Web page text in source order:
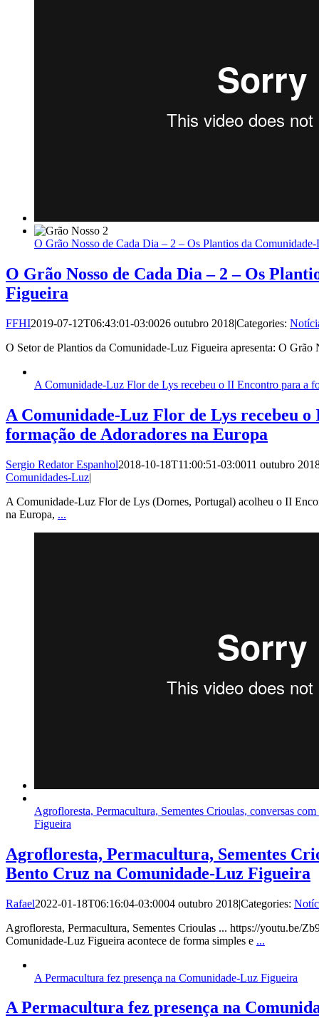
O Grão Nosso de Cada Dia – 2 – Os Plantios da
O Grão Nosso de Cada Dia – 2 – Os
Figueira
FFHI2019-07-12T06:43:01-03:0026 outubro 2018|Categories:
O Setor de Plantios da Comunidade-Luz Figueira apresenta: O
A Comunidade-Luz Flor de Lys recebeu o II Encontro para a
A Comunidade-Luz Flor de Lys recebeu
formação de Adoradores na Europa
Sergio Redator Espanhol2018-10-18T11:00:51-03:0011 outubro
Comunidades-Luz|
A Comunidade-Luz Flor de Lys (Dornes, Portugal) acolheu o II
na Europa, ...
Agrofloresta, Permacultura, Sementes Crioulas, conversas
Figueira
Agrofloresta, Permacultura, Sementes
Bento Cruz na Comunidade-Luz Figueira
Rafael2022-01-18T06:16:04-03:0004 outubro 2018|Categories:
Agrofloresta, Permacultura, Sementes Crioulas ... https://youtu.be/
Comunidade-Luz Figueira acontece de forma simples e ...
A Permacultura fez presença na Comunidade-Luz Figueira
A Permacultura fez presença na